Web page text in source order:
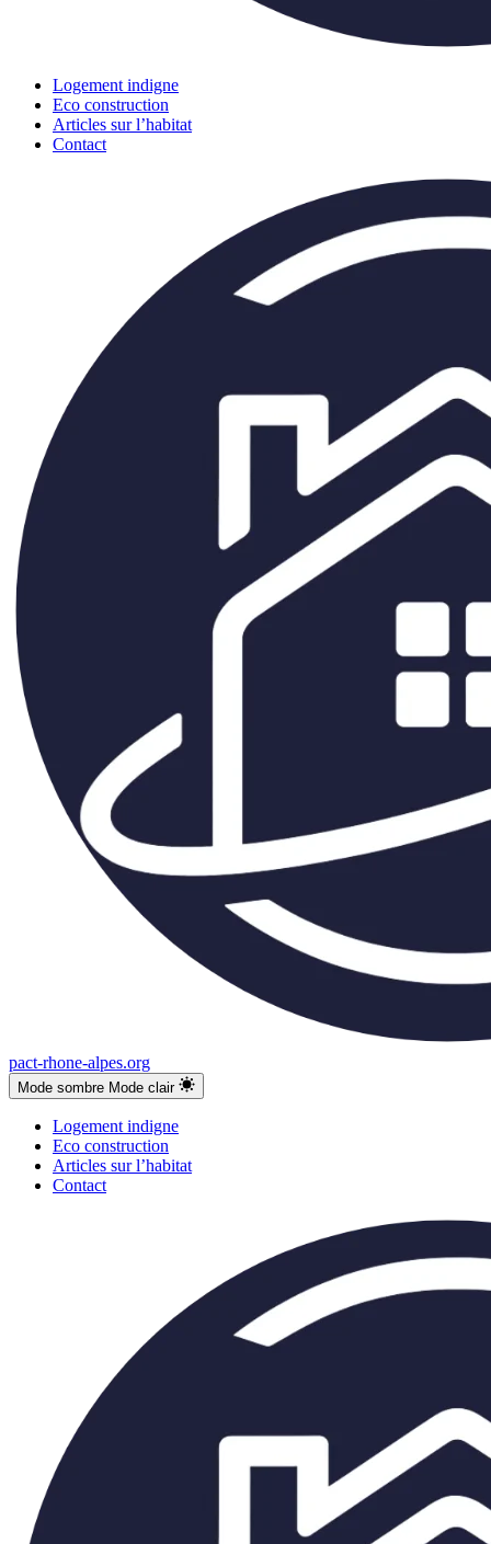
Logement indigne
Eco construction
Articles sur l’habitat
Contact
pact-rhone-alpes.org
Mode sombre Mode clair
Logement indigne
Eco construction
Articles sur l’habitat
Contact